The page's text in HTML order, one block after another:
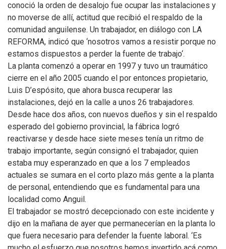
conoció la orden de desalojo fue ocupar las instalaciones y
no moverse de allí, actitud que recibió el respaldo de la
comunidad anguilense. Un trabajador, en diálogo con LA
REFORMA, indicó que ‘nosotros vamos a resistir porque no
estamos dispuestos a perder la fuente de trabajo‘.
La planta comenzó a operar en 1997 y tuvo un traumático
cierre en el año 2005 cuando el por entonces propietario,
Luis D’espósito, que ahora busca recuperar las
instalaciones, dejó en la calle a unos 26 trabajadores.
Desde hace dos años, con nuevos dueños y sin el respaldo
esperado del gobierno provincial, la fábrica logró
reactivarse y desde hace siete meses tenía un ritmo de
trabajo importante, según consignó el trabajador, quien
estaba muy esperanzado en que a los 7 empleados
actuales se sumara en el corto plazo más gente a la planta
de personal, entendiendo que es fundamental para una
localidad como Anguil.
El trabajador se mostró decepcionado con este incidente y
dijo en la mañana de ayer que permanecerían en la planta lo
que fuera necesario para defender la fuente laboral. ‘Es